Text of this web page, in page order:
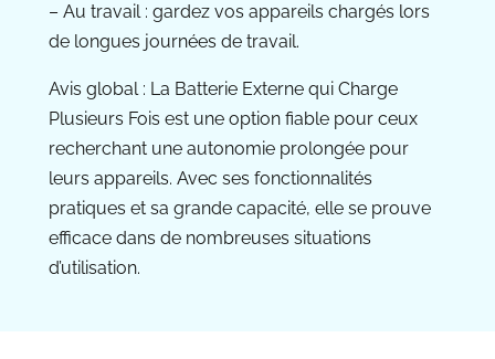
– Au travail : gardez vos appareils chargés lors
de longues journées de travail.
Avis global : La Batterie Externe qui Charge
Plusieurs Fois est une option fiable pour ceux
recherchant une autonomie prolongée pour
leurs appareils. Avec ses fonctionnalités
pratiques et sa grande capacité, elle se prouve
efficace dans de nombreuses situations
d’utilisation.